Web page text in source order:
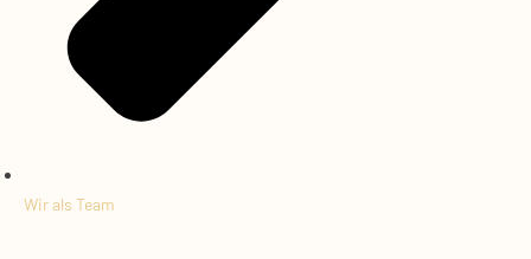
Wir als Team